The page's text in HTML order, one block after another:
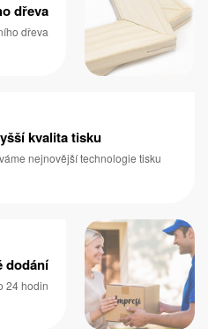
dřeva
dřeva
kvalita tisku
nejnovější technologie tisku
dodání
24 hodin